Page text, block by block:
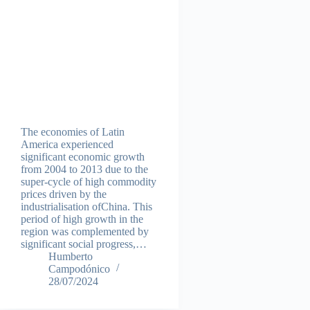
The economies of Latin
America experienced
significant economic growth
from 2004 to 2013 due to the
super-cycle of high commodity
prices driven by the
industrialisation ofChina. This
period of high growth in the
region was complemented by
significant social progress,…
Humberto
Campodónico
28/07/2024